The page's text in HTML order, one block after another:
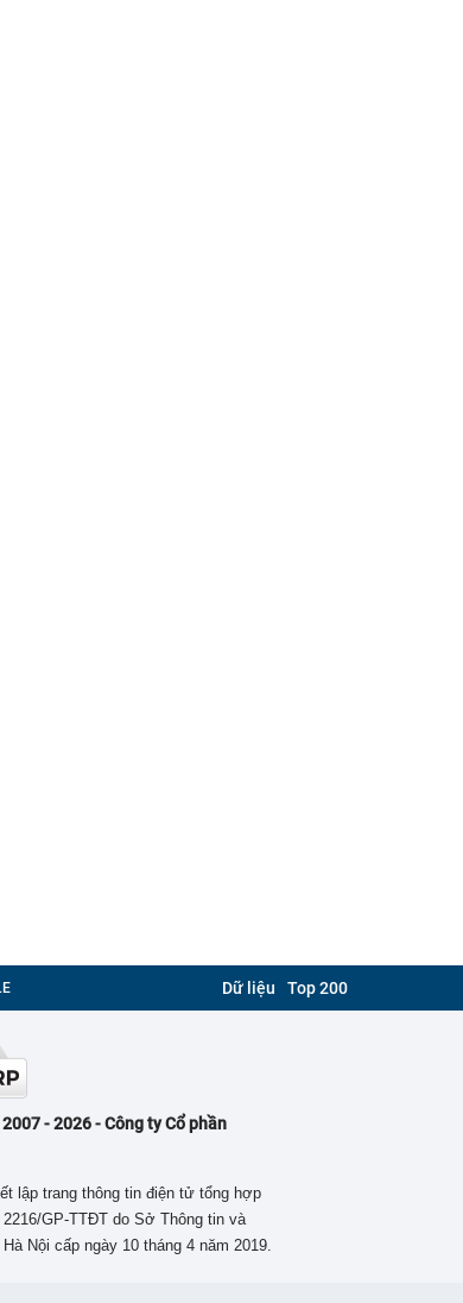
Dữ liệu Top 200
- 2026 - Công ty Cổ phần
lập trang thông tin điện tử tổng hợp
GP-TTĐT do Sở Thông tin và
Nội cấp ngày 10 tháng 4 năm 2019.